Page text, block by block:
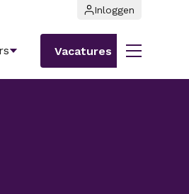
Vacatures
Inloggen